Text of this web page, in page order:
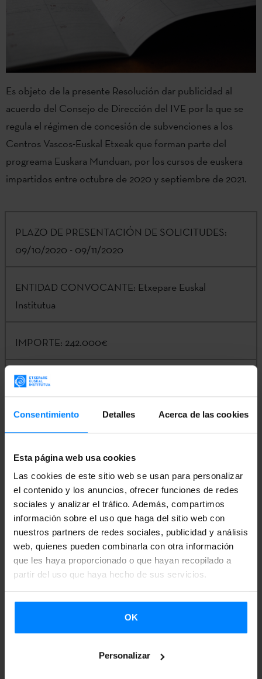
Consentimiento Detalles Acerca de las cookies
Esta página web usa cookies
Las cookies de este sitio web se usan para personalizar
el contenido y los anuncios, ofrecer funciones de redes
sociales y analizar el tráfico. Además, compartimos
información sobre el uso que haga del sitio web con
nuestros partners de redes sociales, publicidad y análisis
web, quienes pueden combinarla con otra información
que les haya proporcionado o que hayan recopilado a
partir del uso que haya hecho de sus servicios.
OK
Personalizar
Es objeto de la presente Resolución dar publicidad al
acuerdo del Consejo de Dirección del IVE por la que se
regula el régimen de concesión de subvenciones a los
Centros Vascos-Euskal Etxeak que forman parte del
progreama Euskara Munduan, por los cursos de euskera
impartidos entre octubre de 2020 y septiembre de 2021.
PLAZO DE PRESENTACIÓN DE SOLICITUDES:
09/10/2020 - 09/11/2020
ENTIDAD CONVOCANTE: Etxepare Euskal
Institutua
IMPORTE: 242.000€
CONTACTO:
zinkunegi@etxepare.eus| (+34) 943 02 34 15
Puedes ver la convocatoria completa en el siguiente
del BOPV.
Resolución
VOLVER